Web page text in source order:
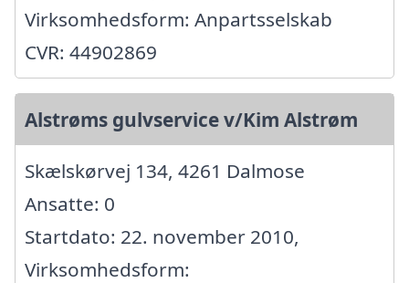
Virksomhedsform: Anpartsselskab
CVR: 44902869
Alstrøms gulvservice v/Kim Alstrøm
Skælskørvej 134, 4261 Dalmose
Ansatte: 0
Startdato: 22. november 2010,
Virksomhedsform: